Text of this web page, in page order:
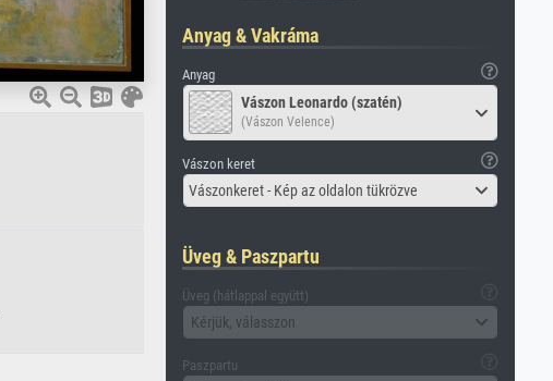
Anyag & Vakráma
Anyag
Vászon Leonardo (szatén)
(Vászon Velence)
Vászon keret
Vászonkeret - Kép az oldalon tükrözve
Üveg & Paszpartu
Üveg (hátlappal együtt)
Kérjük, válasszon
Paszpartu